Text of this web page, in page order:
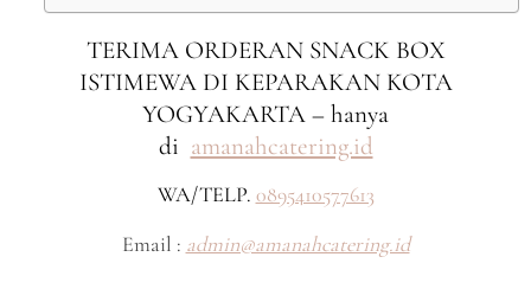
TERIMA ORDERAN SNACK BOX
ISTIMEWA DI KEPARAKAN KOTA
YOGYAKARTA – hanya
di amanahcatering.id
WA/TELP. 0895410577613
Email : admin@amanahcatering.id